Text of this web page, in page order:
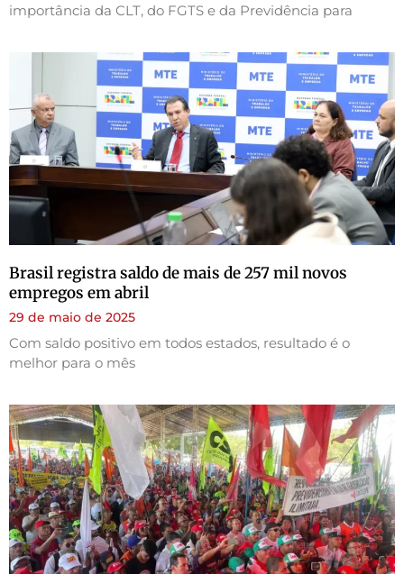
importância da CLT, do FGTS e da Previdência para
Brasil registra saldo de mais de 257 mil novos
empregos em abril
29 de maio de 2025
Com saldo positivo em todos estados, resultado é o
melhor para o mês